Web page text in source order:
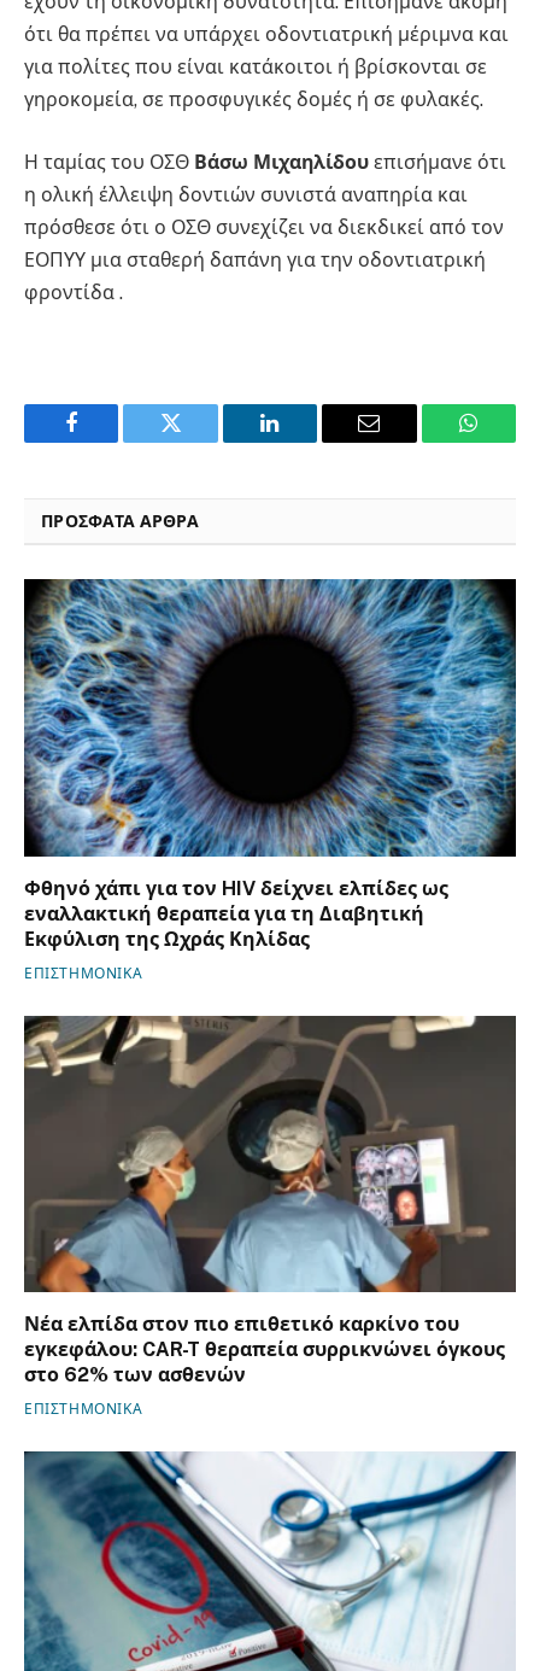
ότι θα πρέπει να υπάρχει οδοντιατρική μέριμνα και
για πολίτες που είναι κατάκοιτοι ή βρίσκονται σε
γηροκομεία, σε προσφυγικές δομές ή σε φυλακές.
Η ταμίας του ΟΣΘ Βάσω Μιχαηλίδου επισήμανε ότι
η ολική έλλειψη δοντιών συνιστά αναπηρία και
πρόσθεσε ότι ο ΟΣΘ συνεχίζει να διεκδικεί από τον
ΕΟΠΥΥ μια σταθερή δαπάνη για την οδοντιατρική
φροντίδα .
Facebook Twitter LinkedIn Email
ΠΡΟΣΦΑΤΑ ΑΡΘΡΑ
Φθηνό χάπι για τον HIV δείχνει ελπίδες ως
εναλλακτική θεραπεία για τη Διαβητική
Εκφύλιση της Ωχράς Κηλίδας
ΕΠΙΣΤΗΜΟΝΙΚΑ
Νέα ελπίδα στον πιο επιθετικό καρκίνο του
εγκεφάλου: CAR-T θεραπεία συρρικνώνει όγκους
στο 62% των ασθενών
ΕΠΙΣΤΗΜΟΝΙΚΑ